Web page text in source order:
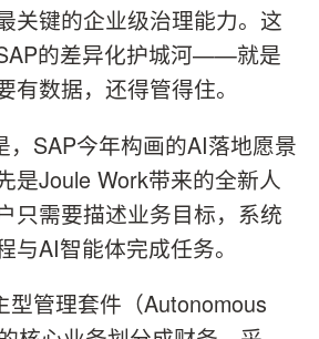
关键的企业级治理能力。这
的差异化护城河——就是
有数据，还得管得住。
，SAP今年构画的AI落地愿景
是Joule Work带来的全新人
只需要描述业务目标，系统
与AI智能体完成任务。
型管理套件（Autonomous